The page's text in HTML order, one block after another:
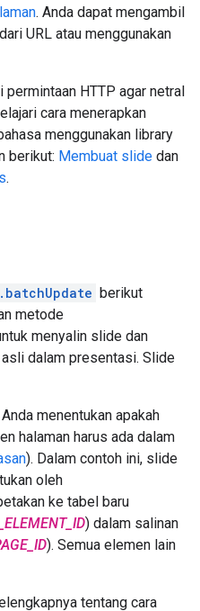
. Anda dapat mengambil
URL atau menggunakan
HTTP agar netral
cara menerapkan
menggunakan library
berikut: Membuat slide dan
.
berikut
metode
menyalin slide dan
dalam presentasi. Slide
menentukan apakah
halaman harus ada dalam
). Dalam contoh ini, slide
oleh
ke tabel baru
) dalam salinan
). Semua elemen lain
tentang cara